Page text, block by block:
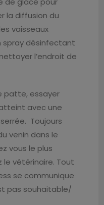
la diffusion du
vaisseaux
spray désinfectant
l’endroit de
patte, essayer
avec une
Toujours
venin dans le
vous le plus
vétérinaire. Tout
se communique
pas souhaitable/